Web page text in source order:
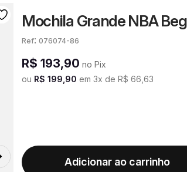
Mochila Grande NBA
: 076074-86
R$ 193,90 no Pix
ou R$ 199 90 em 3x de R$ 66 63
Adicionar ao carrinho